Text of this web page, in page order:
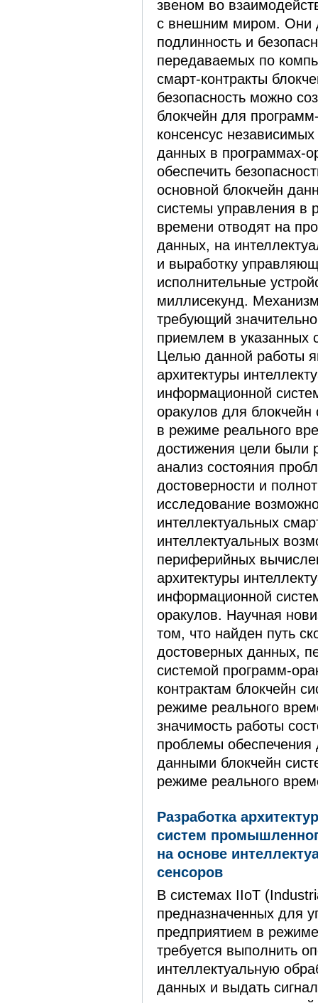
звеном во
с внешним миром. Они
подлинность и
передаваемых по
смарт-контракты
безопасность можно
блокчейн для
консенсус
данных в программах-
обеспечить
основной блокчейн
системы управления в
времени отводят на
данных, на
и выработку
исполнительные
миллисекунд.
требующий
приемлем в указанных
Целью данной работы
архитектуры
информационной
оракулов для
в режиме реального
достижения цели были
анализ состояния
достоверности и
исследование
интеллектуальных
интеллектуальных
периферийных
архитектуры
информационной
оракулов. Научная
том, что найден путь
достоверных данных,
системой программ-
контрактам блокчейн
режиме реального
значимость работы
проблемы обеспечения
данными блокчейн
режиме реального
Разработка
систем
на основе
сенсоров
В системах IIoT
предназначенных для
предприятием в
требуется выполнить
интеллектуальную
данных и выдать